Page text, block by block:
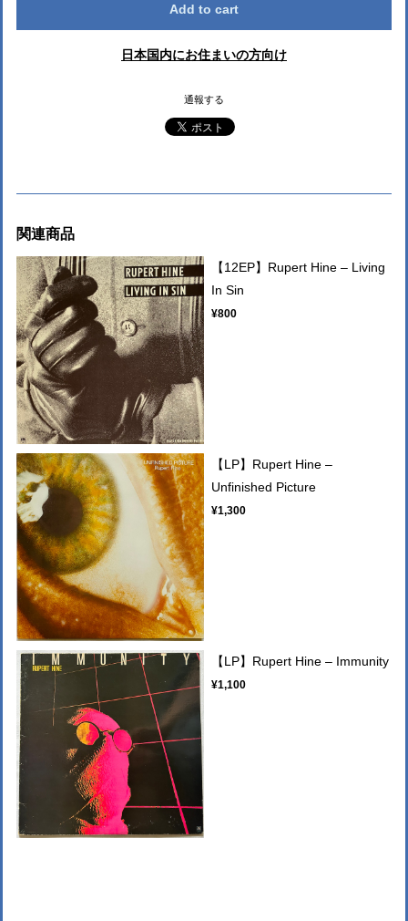
Add to cart
日本国内にお住まいの方向け
通報する
関連商品
【12EP】Rupert Hine – Living
In Sin
¥800
【LP】Rupert Hine –
Unfinished Picture
¥1,300
【LP】Rupert Hine – Immunity
¥1,100